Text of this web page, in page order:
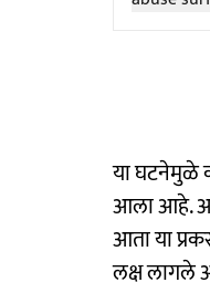
या घटनेमुळे
आला आहे.
आता या
लक्ष लागले